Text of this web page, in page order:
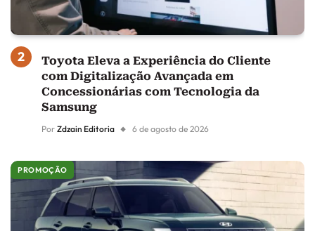
Toyota Eleva a Experiência do Cliente
com Digitalização Avançada em
Concessionárias com Tecnologia da
Samsung
Por Zdzain Editoria 6 de agosto de 2026
PROMOÇÃO